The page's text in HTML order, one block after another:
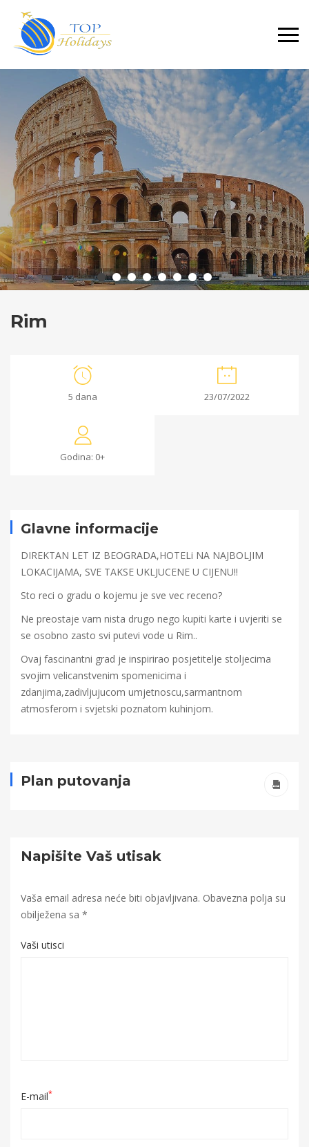
Primary
Menu
Rim
5 dana 23/07/2022
Godina: 0+
Glavne informacije
DIREKTAN LET IZ BEOGRADA,HOTELi NA NAJBOLJIM
LOKACIJAMA, SVE TAKSE UKLJUCENE U CIJENU!!
Sto reci o gradu o kojemu je sve vec receno?
Ne preostaje vam nista drugo nego kupiti karte i uvjeriti se
se osobno zasto svi putevi vode u Rim..
Ovaj fascinantni grad je inspirirao posjetitelje stoljecima
svojim velicanstvenim spomenicima i
zdanjima,zadivljujucom umjetnoscu,sarmantnom
atmosferom i svjetski poznatom kuhinjom.
Plan putovanja
Napišite Vaš utisak
Vaša email adresa neće biti objavljivana. Obavezna polja su
obilježena sa *
Vaši utisci
E-mail*